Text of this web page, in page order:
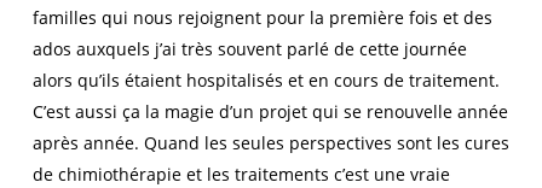
familles qui nous rejoignent pour la première fois et des
ados auxquels j’ai très souvent parlé de cette journée
alors qu’ils étaient hospitalisés et en cours de traitement.
C’est aussi ça la magie d’un projet qui se renouvelle année
après année. Quand les seules perspectives sont les cures
de chimiothérapie et les traitements c’est une vraie